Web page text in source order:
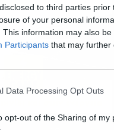
to third parties
of your personal
This information may also
Participants that may further
Data Processing Opt Outs
opt-out of the Sharing of my